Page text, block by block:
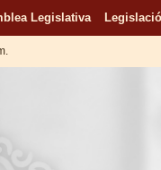
Legislativa